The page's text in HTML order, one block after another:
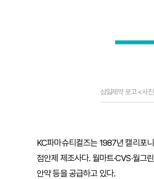
삼일제약 로고 <사
KC파마슈티컬즈는 1987년 캘리포
점안제 제조사다. 월마트·CVS·월그
안약 등을 공급하고 있다.